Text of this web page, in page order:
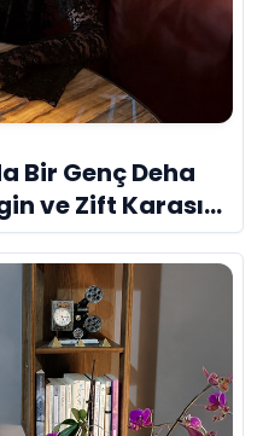
Bir Genç Deha
ve Zift Karası